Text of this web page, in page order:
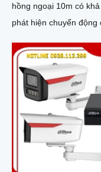
hồng ngoại 10m có
phát hiện chuyển động
có thể giám sát đêm
chiều.